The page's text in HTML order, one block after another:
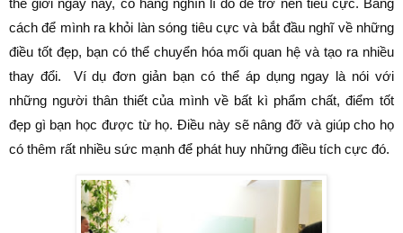
cách để mình ra khỏi làn sóng tiêu cực và bắt đầu nghĩ về những
điều tốt đẹp, bạn có thể chuyển hóa mối quan hệ và tạo ra nhiều
thay đổi. Ví dụ đơn giản bạn có thể áp dụng ngay là nói với
những người thân thiết của mình về bất kì phẩm chất, điểm tốt
đẹp gì bạn học được từ họ. Điều này sẽ nâng đỡ và giúp cho họ
có thêm rất nhiều sức mạnh để phát huy những điều tích cực đó.